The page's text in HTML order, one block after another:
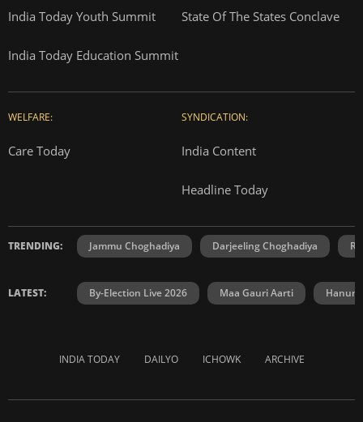
India Today Youth Summit State Of The States Conclave
India Today Education Summit
WELFARE:
Care Today
SYNDICATION:
India Content
Headline Today
TRENDING: Jammu Choghadiya Darjeeling Choghadiya
LATEST: By-Election Live 2026 Maa Gauri Aarti
INDIA TODAY DAILYO ICHOWK ARCHIVE